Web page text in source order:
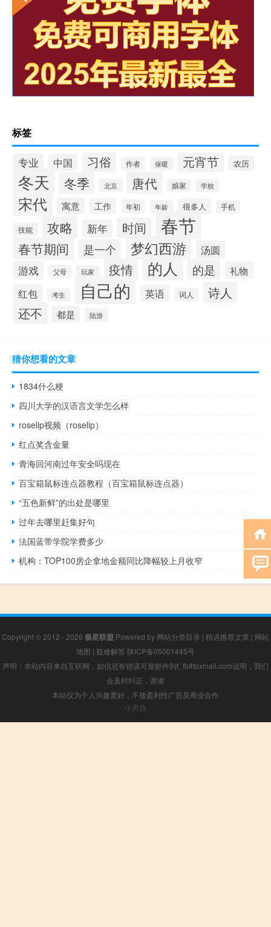
标签
专业 中国 习俗 作者 保暖 元宵节 农历
冬天 冬季 北京 唐代 娘家 学校
宋代 寓意 工作 年初 年龄 很多人 手机
技能 攻略 新年 时间 春节
春节期间 是一个 梦幻西游
汤圆
游戏
父母 玩家 疫情 的人 的是 礼物
红包 考生 自己的 英语 词人
诗人
还不
都是 陆游
猜你想看的文章
1834什么梗
四川大学的汉语言文学怎么样
roselip视频（roselip）
红点奖含金量
青海回河南过年安全吗现在
百宝箱鼠标连点器教程（百宝箱鼠标连点器）
“五色新鲜”的出处是哪里
过年去哪里赶集好句
法国蓝带学院学费多少
机构：TOP100房企拿地金额同比降幅较上月收窄
Copyright © 2012 - 2026 极星联盟 Powered by 网站分类目录 | 精选推荐文章 | 网站
地图 | 疑难解答 陕ICP备05001445号
声明：本站内容来自互联网，如信息有错误可发邮件到f_fb#foxmail.com说明，我们
会及时纠正，谢谢
本站仅为个人兴趣爱好，不接盈利性广告及商业合作
小男孩